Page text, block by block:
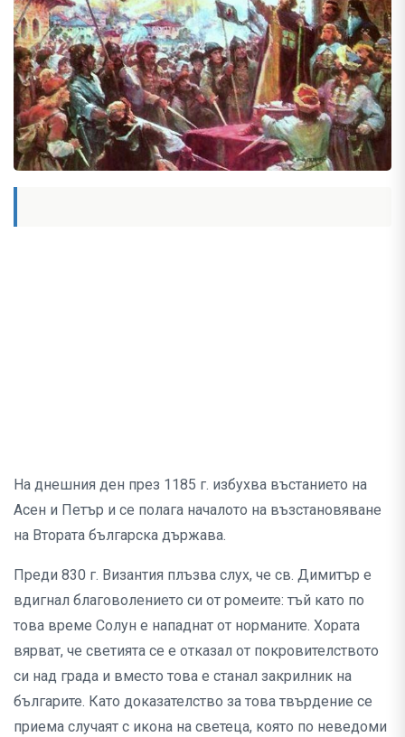
На днешния ден през 1185 г. избухва въстанието на
Асен и Петър и се полага началото на възстановяване
на Втората българска държава.
Преди 830 г. Византия плъзва слух, че св. Димитър е
вдигнал благоволението си от ромеите: тъй като по
това време Солун е нападнат от норманите. Хората
вярват, че светията се е отказал от покровителството
си над града и вместо това е станал закрилник на
българите. Като доказателство за това твърдение се
приема случаят с икона на светеца, която по неведоми